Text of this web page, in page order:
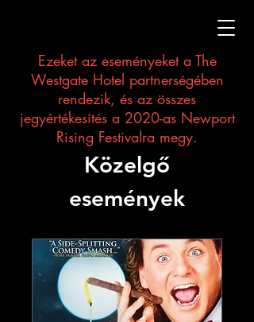
Közelgő
események
Ezeket az eseményeket a The
Westgate Hotel partnerségében
rendezik, és az összes
jegyértékesítés a 2020-as Newport
Rising Festivalra megy.